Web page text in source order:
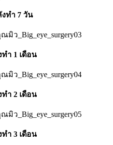
ทำ 7 วัน
ำ 1 เดือน
ำ 2 เดือน
ำ 3 เดือน